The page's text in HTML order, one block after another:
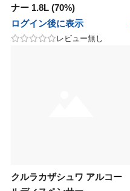
ナー 1.8L (70%)
ログイン後に表示
レビュー無し
クルラカザシュワ アルコー